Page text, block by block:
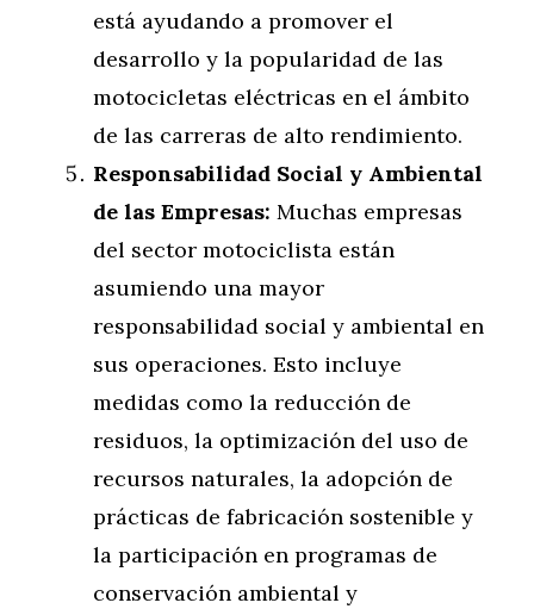
está ayudando a promover el
desarrollo y la popularidad de las
motocicletas eléctricas en el ámbito
de las carreras de alto rendimiento.
Responsabilidad Social y Ambiental
de las Empresas: Muchas empresas
del sector motociclista están
asumiendo una mayor
responsabilidad social y ambiental en
sus operaciones. Esto incluye
medidas como la reducción de
residuos, la optimización del uso de
recursos naturales, la adopción de
prácticas de fabricación sostenible y
la participación en programas de
conservación ambiental y